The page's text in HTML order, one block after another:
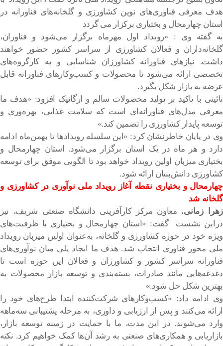
هدف معرفی فناوری‌های نوین کشاورزی و گلخانه‌های فناورانه در
استان چهارمحال و بختیاری برکزار می گردد
به گفته وی : «رویداد اول مهرماه برگزار می‌شود و فناوران،
گلخانه‌داران و فعالان کشاورزی از سراسر کشور حضور خواهند
داشت. نیازهای فناورانه کشاورزان شناسایی و به کارگروه‌های
تخصصی ارائه می‌شود تا محصولات و کسب‌وکارهای فناورانه قابل
عرضه به بازار شکل بگیرد.
نائینی با تاکید بر تولید محصولات سالم و ارگانیک افزود: «هدف ما
معرفی مدل‌های فناورانه‌ای است که سلامت غذایی، بهره‌وری و
توسعه پایدار کشاورزی را تضمین کند.»
وی در پایان خاطرنشان کرد: «این سلسله رویدادها تا بهمن‌ماه ادامه
دارد و هر ماه در یک استان برگزار می‌شود. استان چهارمحال و
بختیاری میزبان اولین رویداد خواهد بود تا الگویی موفق برای توسعه
کشاورزی دانش‌بنیان ارائه شود.
چهارمحال و بختیاری نقطه آغاز رویداد ملی نوآوری در کشاورزی و
گلخانه شد
زهرا زمانی، معاون مرکز کارآفرینی دانشگاه صنعتی شریف، نیز
دراین نشست گفت: «استان چهارمحال و بختیاری با ظرفیت‌های
ویژه خود در حوزه کشاورزی و گلخانه، به‌عنوان اولین میزبان رویداد
ملی محور فناوری انتخاب شد. هدف ما ایجاد پلی میان نوآوری‌های
فناورانه سراسر کشور و کشاورزان و فعالان این حوزه است تا
دغدغه‌هایی مانند صادرات، بسته‌بندی و توسعه بازار محصولات به
بهترین شکل حل شود.»
وی ادامه داد: «کسب‌وکارهای شرکت‌کننده ابتدا طرح‌های خود را
ارائه می‌کنند و پس از ارزیابی و داوری، به مرحله پشتیبانی سه‌ماهه
وارد می‌شوند. در این مدت، ما با حمایت در زمینه توسعه بازار،
بازاریابی و همکاری‌های صنعتی به رشد آن‌ها کمک خواهیم کرد. نکته